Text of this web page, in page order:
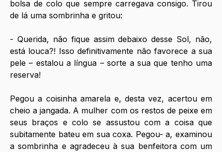
bolsa de colo que sempre carregava consigo. Tirou
de lá uma sombrinha e gritou:
- Querida, não fique assim debaixo desse Sol, não,
está louca?! Isso definitivamente não favorece a sua
pele – estalou a língua – sorte a sua que tenho uma
reserva!
Pegou a coisinha amarela e, desta vez, acertou em
cheio a jangada. A mulher com os restos de peixe em
seus braços e colo se assustou com a coisa que
subitamente bateu em sua coxa. Pegou- a, examinou
a sombrinha e agradeceu à sua benfeitora com um